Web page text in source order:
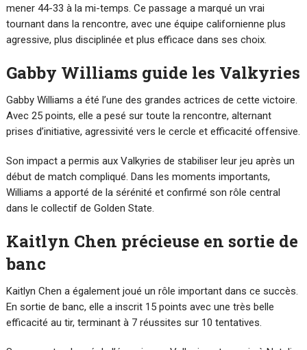
mener 44-33 à la mi-temps. Ce passage a marqué un vrai
tournant dans la rencontre, avec une équipe californienne plus
agressive, plus disciplinée et plus efficace dans ses choix.
Gabby Williams guide les Valkyries
Gabby Williams a été l’une des grandes actrices de cette victoire.
Avec 25 points, elle a pesé sur toute la rencontre, alternant
prises d’initiative, agressivité vers le cercle et efficacité offensive.
Son impact a permis aux Valkyries de stabiliser leur jeu après un
début de match compliqué. Dans les moments importants,
Williams a apporté de la sérénité et confirmé son rôle central
dans le collectif de Golden State.
Kaitlyn Chen précieuse en sortie de
banc
Kaitlyn Chen a également joué un rôle important dans ce succès.
En sortie de banc, elle a inscrit 15 points avec une très belle
efficacité au tir, terminant à 7 réussites sur 10 tentatives.